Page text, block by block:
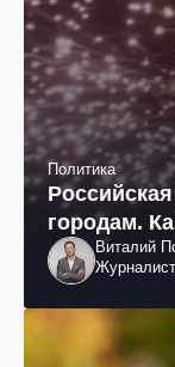
Политика
городам.
Виталий